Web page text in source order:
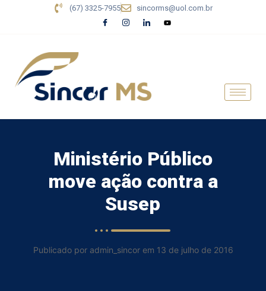
(67) 3325-7955 sincorms@uol.com.br
Ministério Público
move ação contra a
Susep
Publicado por admin_sincor em 13 de julho de 2016